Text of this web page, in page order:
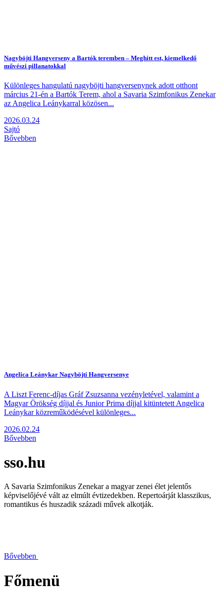
Nagyböjti Hangverseny a Bartók teremben – Meghitt est, kiemelkedő
művészi pillanatokkal
Különleges hangulatú nagyböjti hangversenynek adott otthont
március 21-én a Bartók Terem, ahol a Savaria Szimfonikus Zenekar
az Angelica Leánykarral közösen...
2026.03.24
Sajtó
Bővebben
Angelica Leánykar Nagyböjti Hangversenye
A Liszt Ferenc-díjas Gráf Zsuzsanna vezényletével, valamint a
Magyar Örökség díjjal és Junior Prima díjjal kitüntetett Angelica
Leánykar közreműködésével különleges...
2026.02.24
Bővebben
sso.hu
A Savaria Szimfonikus Zenekar a magyar zenei élet jelentős
képviselőjévé vált az elmúlt évtizedekben. Repertoárját klasszikus,
romantikus és huszadik századi művek alkotják.
Bővebben
Főmenü